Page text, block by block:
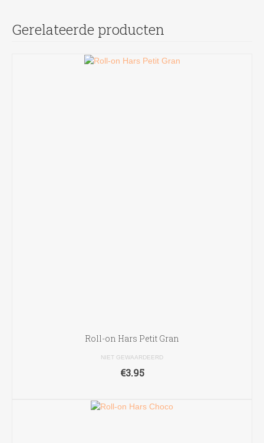
Gerelateerde producten
Roll-on Hars Petit Gran
NIET GEWAARDEERD
€3.95